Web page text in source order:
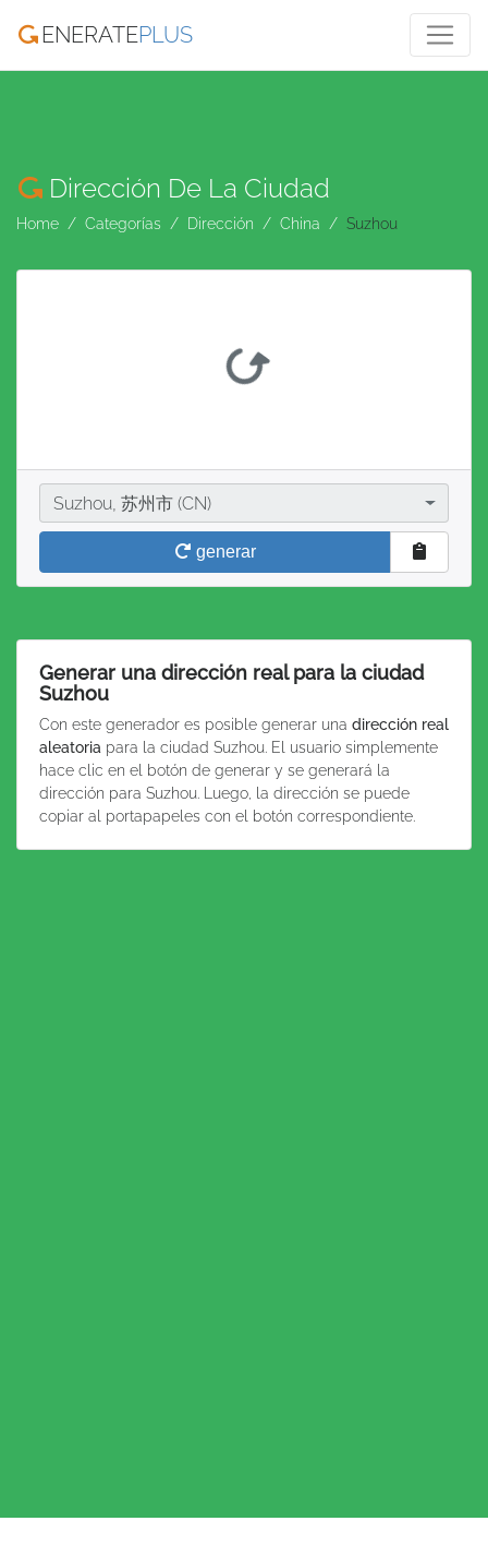
ENERATEPLUS
Dirección De La Ciudad
Home Categorías Dirección China Suzhou
Ciudad
Suzhou, 苏州市 (CN)
generar
Generar una dirección real para la ciudad
Suzhou
Con este generador es posible generar una dirección real
aleatoria para la ciudad Suzhou. El usuario simplemente
hace clic en el botón de generar y se generará la
dirección para Suzhou. Luego, la dirección se puede
copiar al portapapeles con el botón correspondiente.